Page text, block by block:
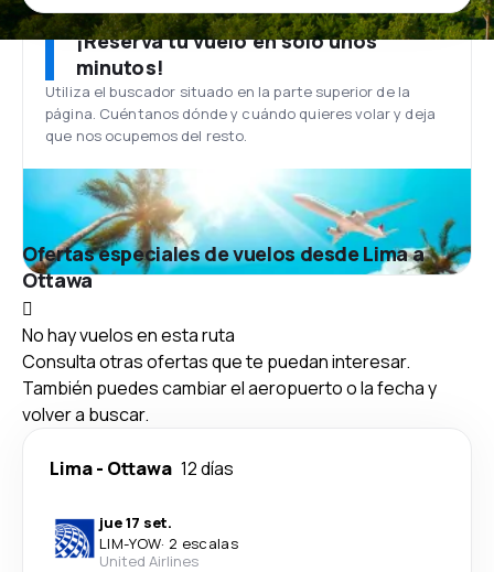
¡Reserva tu vuelo en solo unos
minutos!
Utiliza el buscador situado en la parte superior de la
página. Cuéntanos dónde y cuándo quieres volar y deja
que nos ocupemos del resto.
Ofertas especiales de vuelos desde Lima a
Ottawa
No hay vuelos en esta ruta
Consulta otras ofertas que te puedan interesar.
También puedes cambiar el aeropuerto o la fecha y
volver a buscar.
Lima- Ottawa 12 días
jue 17 set.
LIM-YOW· 2 escalas
United Airlines